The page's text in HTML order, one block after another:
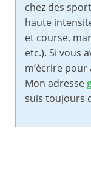
chez des
haute
et course,
etc.). Si vous
m’écrire
Mon adresse
suis toujours